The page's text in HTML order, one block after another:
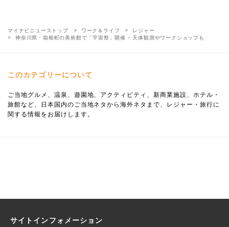
マイナビニューストップ ワーク＆ライフ
レジャー
神奈川県・箱根町の美術館で「宇宙祭」開催 - 天体観測やワークショップも
このカテゴリーについて
ご当地グルメ、温泉、遊園地、アクティビティ、新商業施設、ホテル・
旅館など、日本国内のご当地ネタから海外ネタまで、レジャー・旅行に
関する情報をお届けします。
サイトインフォメーション